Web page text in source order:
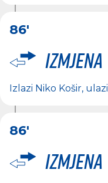
86'
Izmjena
Izlazi Niko Košir, ulazi
86'
Izmjena